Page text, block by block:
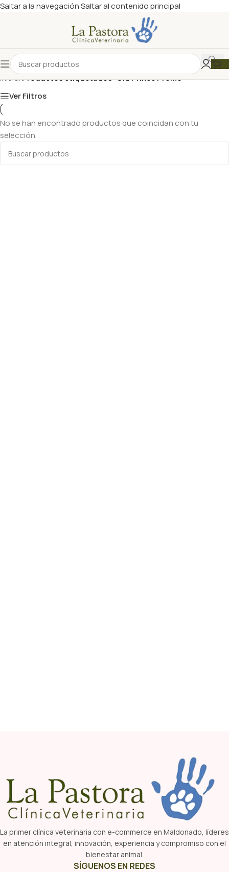
Saltar a la navegaciónSaltar al contenido principal
Inicio/Productos etiquetados “Old Prince Promo”
Ver Filtros
No se han encontrado productos que coincidan con tu
selección.
La primer clínica veterinaria con e-commerce en Maldonado, líderes
en atención integral, innovación, experiencia y compromiso con el
bienestar animal.
SÍGUENOS EN REDES